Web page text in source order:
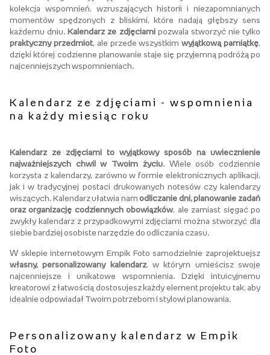
kolekcja wspomnień, wzruszających historii i niezapomnianych
momentów spędzonych z bliskimi, które nadają głębszy sens
każdemu dniu. Kalendarz ze zdjęciamipozwala stworzyć nie tylko
praktyczny przedmiot, ale przede wszystkimwyjątkową pamiątkę,
dzięki której codzienne planowanie staje się przyjemną podróżą po
najcenniejszych wspomnieniach.
Kalendarz ze zdjęciami - wspomnienia
na każdy miesiąc roku
Kalendarz ze zdjęciami to wyjątkowy sposób na uwiecznienie
najważniejszych chwil w Twoim życiu. Wiele osób codziennie
korzysta z kalendarzy, zarówno w formie elektronicznych aplikacji,
jak i w tradycyjnej postaci drukowanych notesów czy kalendarzy
wiszących. Kalendarz ułatwia namodliczanie dni, planowanie zadań
oraz organizację codziennych obowiązków, ale zamiast sięgać po
zwykły kalendarz z przypadkowymi zdjęciami można stworzyć dla
siebie bardziej osobiste narzędzie do odliczania czasu.
W sklepie internetowym Empik Foto samodzielnie zaprojektuejsz
własny, personalizowany kalendarz, w którym umieścisz swoje
najcenniejsze i unikatowe wspomnienia. Dzięki intuicyjnemu
kreatorowi z łatwością dostosujesz każdy element projektu tak, aby
idealnie odpowiadał Twoim potrzebom i stylowi planowania.
Personalizowany kalendarz w Empik
Foto